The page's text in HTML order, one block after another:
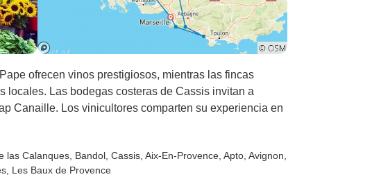
ofrecen vinos prestigiosos, mientras las fincas
locales. Las bodegas costeras de Cassis invitan a
Canaille. Los vinicultores comparten su experiencia en
las Calanques , Bandol , Cassis , Aix-En-Provence , Apto , Avignon
, Les Baux de Provence